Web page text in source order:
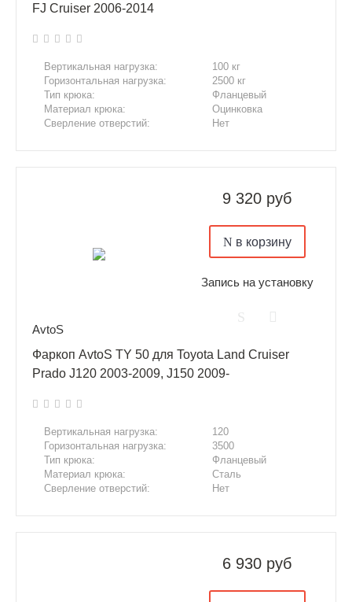
FJ Cruiser 2006-2014
Вертикальная нагрузка:
100 кг
Горизонтальная нагрузка:
2500 кг
Тип крюка:
Фланцевый
Материал крюка:
Оцинковка
Сверление отверстий:
Нет
AvtoS
9 320 руб
в корзину
Запись на установку
Фаркоп AvtoS TY 50 для Toyota Land Cruiser
Prado J120 2003-2009, J150 2009-
Вертикальная нагрузка:
120
Горизонтальная нагрузка:
3500
Тип крюка:
Фланцевый
Материал крюка:
Сталь
Сверление отверстий:
Нет
6 930 руб